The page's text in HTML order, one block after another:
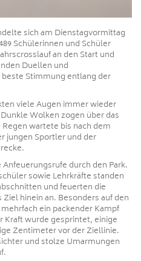
sich am Dienstagvormittag
Schülerinnen und Schüler
an den Start und
Duellen und
Stimmung entlang der
viele Augen immer wieder
Wolken zogen über das
wartete bis nach dem
jungen Sportler und der
durch den Park.
sowie Lehrkräfte standen
und feuerten die
hinein an. Besonders auf den
ein packender Kampf
wurde gesprintet, einige
Zentimeter vor der Ziellinie.
und stolze Umarmungen